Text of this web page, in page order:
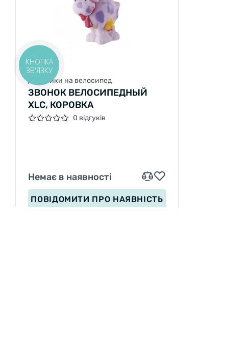
Дзвоники на велосипед
ЗВОНОК ВЕЛОСИПЕДНЫЙ
XLC, КОРОВКА
0 відгуків
Немає в наявності
ПОВІДОМИТИ ПРО НАЯВНІСТЬ
КНОПКА
ЗВ'ЯЗКУ